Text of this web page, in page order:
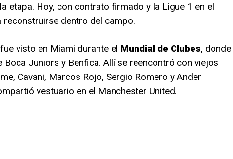
etapa. Hoy, con contrato firmado y la Ligue 1 en el
reconstruirse dentro del campo.
visto en Miami durante el Mundial de Clubes, donde
Boca Juniors y Benfica. Allí se reencontró con viejos
Cavani, Marcos Rojo, Sergio Romero y Ander
vestuario en el Manchester United.